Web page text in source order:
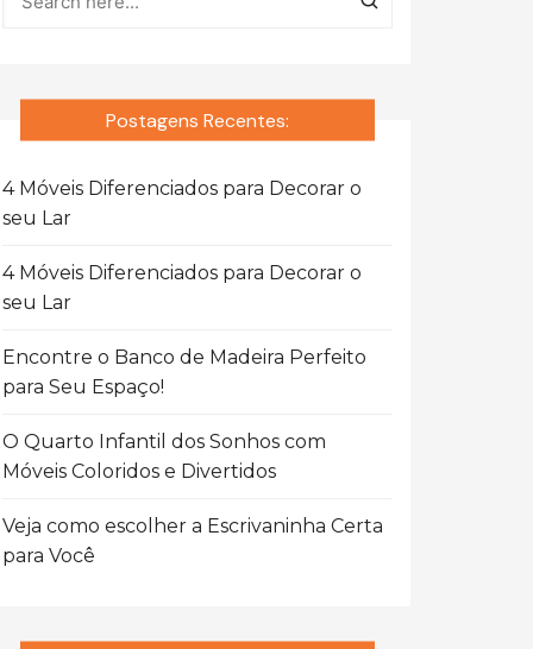
Postagens Recentes:
4 Móveis Diferenciados para Decorar o
seu Lar
4 Móveis Diferenciados para Decorar o
seu Lar
Encontre o Banco de Madeira Perfeito
para Seu Espaço!
O Quarto Infantil dos Sonhos com
Móveis Coloridos e Divertidos
Veja como escolher a Escrivaninha Certa
para Você